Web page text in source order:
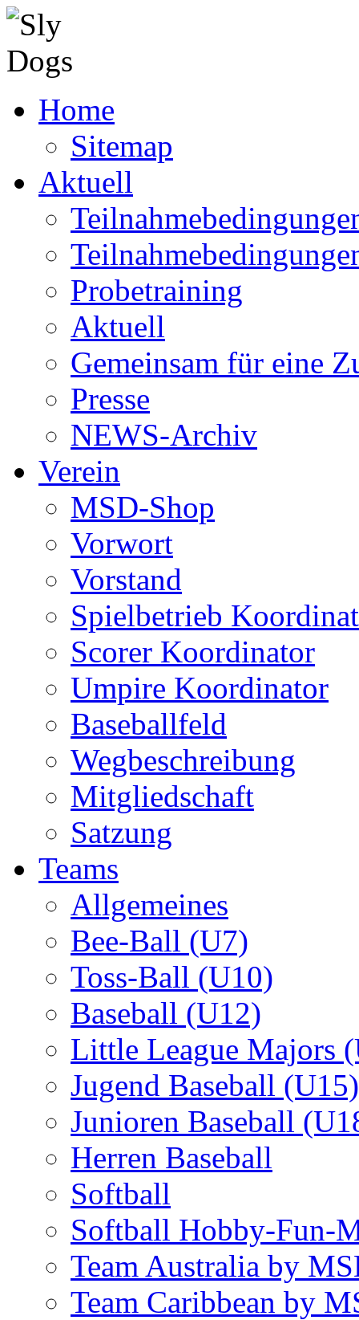
Home
Sitemap
Aktuell
Probetraining
Aktuell
Gemeinsam für eine
Presse
NEWS-Archiv
Verein
MSD-Shop
Vorwort
Vorstand
Spielbetrieb
Scorer Koordinator
Umpire Koordinator
Baseballfeld
Wegbeschreibung
Mitgliedschaft
Satzung
Teams
Allgemeines
Bee-Ball (U7)
Toss-Ball (U10)
Baseball (U12)
Little League Majors
Jugend Baseball (U15)
Junioren Baseball
Herren Baseball
Softball
Softball Hobby-Fun-
Team Australia by
Team Caribbean by